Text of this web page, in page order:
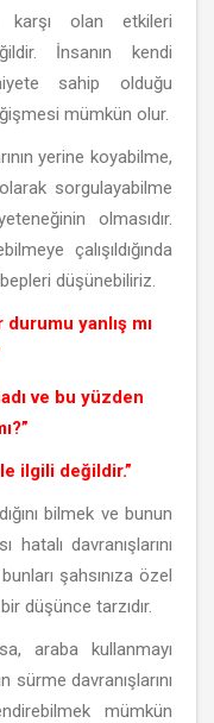
karşı olan etkileri
İnsanın kendi
sahip olduğu
mümkün olur.
yerine koyabilme,
olarak sorgulayabilme
olmasıdır.
çalışıldığında
düşünebiliriz.
yanlış mı
ve bu yüzden
ilgili değildir.”
bilmek ve bunun
davranışlarını
şahsınıza özel
düşünce tarzıdır.
araba kullanmayı
sürme davranışlarını
mümkün